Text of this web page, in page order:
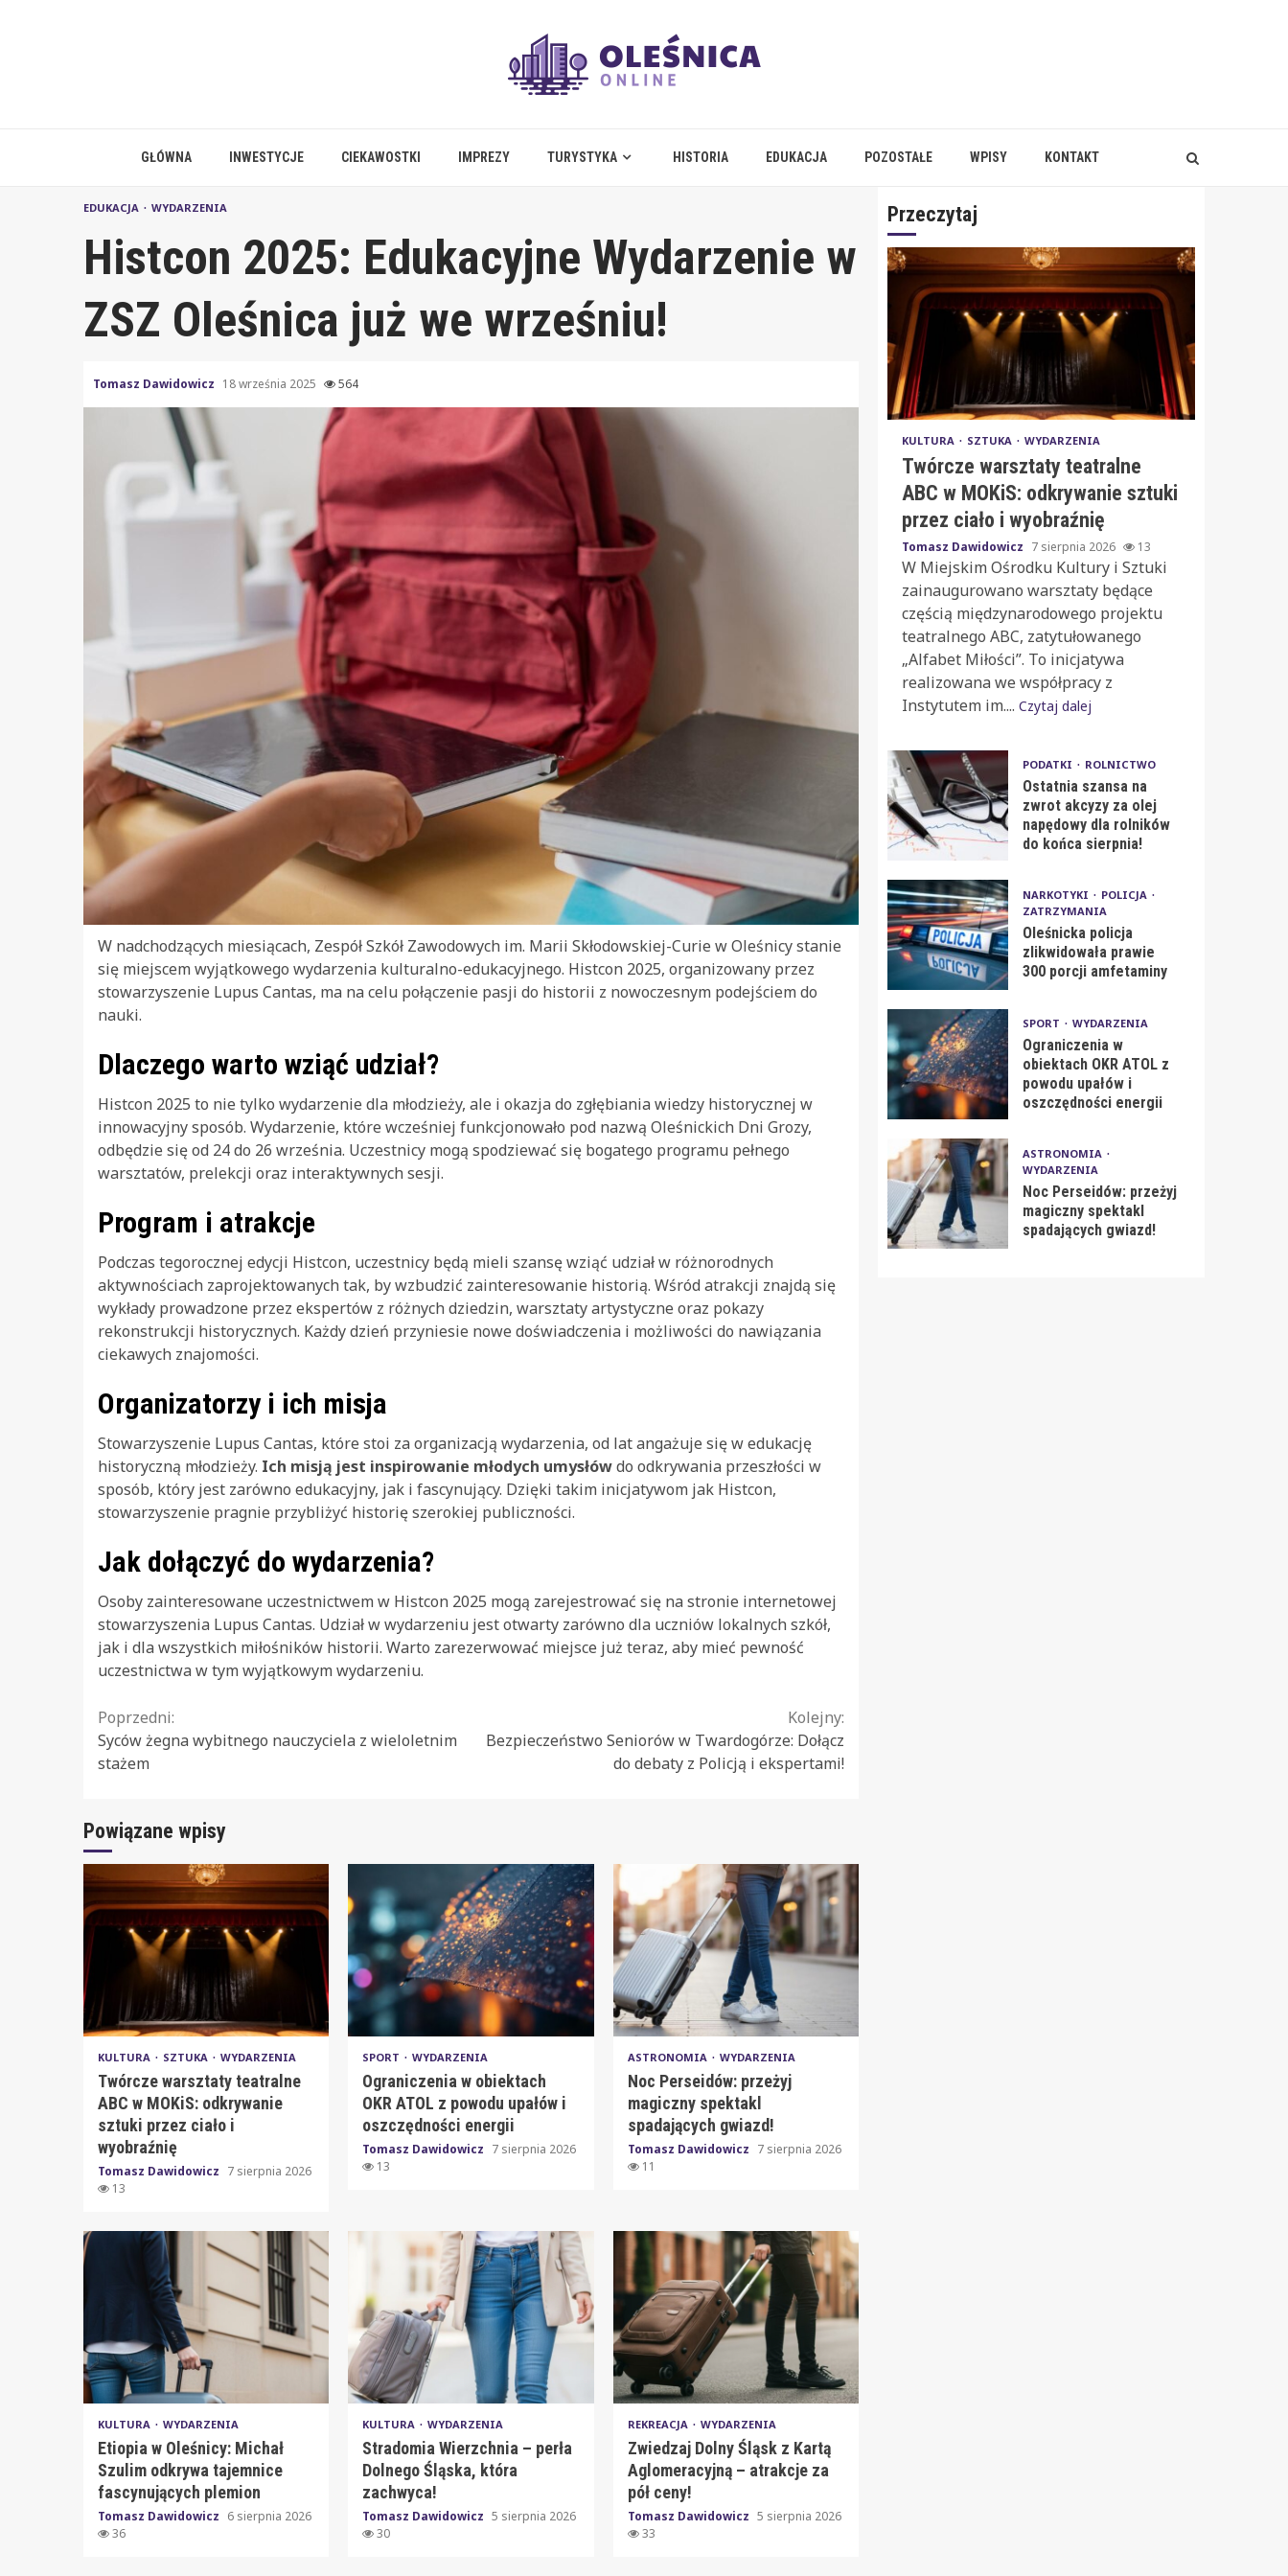
GŁÓWNA INWESTYCJE CIEKAWOSTKI IMPREZY TURYSTYKA HISTORIA EDUKACJA POZOSTAŁE WPISY KONTAKT
EDUKACJA WYDARZENIA
Histcon 2025: Edukacyjne Wydarzenie w
ZSZ Oleśnica już we wrześniu!
Tomasz Dawidowicz 18 września 2025 564
W nadchodzących miesiącach, Zespół Szkół Zawodowych im. Marii Skłodowskiej-Curie w Oleśnicy stanie
się miejscem wyjątkowego wydarzenia kulturalno-edukacyjnego. Histcon 2025, organizowany przez
stowarzyszenie Lupus Cantas, ma na celu połączenie pasji do historii z nowoczesnym podejściem do
nauki.
Dlaczego warto wziąć udział?
Histcon 2025 to nie tylko wydarzenie dla młodzieży, ale i okazja do zgłębiania wiedzy historycznej w
innowacyjny sposób. Wydarzenie, które wcześniej funkcjonowało pod nazwą Oleśnickich Dni Grozy,
odbędzie się od 24 do 26 września. Uczestnicy mogą spodziewać się bogatego programu pełnego
warsztatów, prelekcji oraz interaktywnych sesji.
Program i atrakcje
Podczas tegorocznej edycji Histcon, uczestnicy będą mieli szansę wziąć udział w różnorodnych
aktywnościach zaprojektowanych tak, by wzbudzić zainteresowanie historią. Wśród atrakcji znajdą się
wykłady prowadzone przez ekspertów z różnych dziedzin, warsztaty artystyczne oraz pokazy
rekonstrukcji historycznych. Każdy dzień przyniesie nowe doświadczenia i możliwości do nawiązania
ciekawych znajomości.
Organizatorzy i ich misja
Stowarzyszenie Lupus Cantas, które stoi za organizacją wydarzenia, od lat angażuje się w edukację
historyczną młodzieży. Ich misją jest inspirowanie młodych umysłówdo odkrywania przeszłości w
sposób, który jest zarówno edukacyjny, jak i fascynujący. Dzięki takim inicjatywom jak Histcon,
stowarzyszenie pragnie przybliżyć historię szerokiej publiczności.
Jak dołączyć do wydarzenia?
Osoby zainteresowane uczestnictwem w Histcon 2025 mogą zarejestrować się na stronie internetowej
stowarzyszenia Lupus Cantas. Udział w wydarzeniu jest otwarty zarówno dla uczniów lokalnych szkół,
jak i dla wszystkich miłośników historii. Warto zarezerwować miejsce już teraz, aby mieć pewność
uczestnictwa w tym wyjątkowym wydarzeniu.
Continue
Reading
Poprzedni:
Syców żegna wybitnego nauczyciela z wieloletnim
stażem
Kolejny:
Bezpieczeństwo Seniorów w Twardogórze: Dołącz
do debaty z Policją i ekspertami!
Powiązane wpisy
KULTURA SZTUKA WYDARZENIA
Twórcze warsztaty teatralne
ABC w MOKiS: odkrywanie
sztuki przez ciało i
wyobraźnię
Tomasz Dawidowicz 7 sierpnia 2026
13
SPORT WYDARZENIA
Ograniczenia w obiektach
OKR ATOL z powodu upałów i
oszczędności energii
Tomasz Dawidowicz 7 sierpnia 2026
13
ASTRONOMIA WYDARZENIA
Noc Perseidów: przeżyj
magiczny spektakl
spadających gwiazd!
Tomasz Dawidowicz 7 sierpnia 2026
11
KULTURA WYDARZENIA
Etiopia w Oleśnicy: Michał
Szulim odkrywa tajemnice
fascynujących plemion
Tomasz Dawidowicz 6 sierpnia 2026
36
KULTURA WYDARZENIA
Stradomia Wierzchnia – perła
Dolnego Śląska, która
zachwyca!
Tomasz Dawidowicz 5 sierpnia 2026
30
REKREACJA WYDARZENIA
Zwiedzaj Dolny Śląsk z Kartą
Aglomeracyjną – atrakcje za
pół ceny!
Tomasz Dawidowicz 5 sierpnia 2026
33
Przeczytaj
KULTURA SZTUKA WYDARZENIA
Twórcze warsztaty teatralne
ABC w MOKiS: odkrywanie sztuki
przez ciało i wyobraźnię
Tomasz Dawidowicz 7 sierpnia 2026 13
W Miejskim Ośrodku Kultury i Sztuki
zainaugurowano warsztaty będące
częścią międzynarodowego projektu
teatralnego ABC, zatytułowanego
„Alfabet Miłości”. To inicjatywa
realizowana we współpracy z
Instytutem im.... Czytaj dalej
PODATKI ROLNICTWO
Ostatnia szansa na
zwrot akcyzy za olej
napędowy dla rolników
do końca sierpnia!
NARKOTYKI
POLICJA
ZATRZYMANIA
Oleśnicka policja
zlikwidowała prawie
300 porcji amfetaminy
SPORT WYDARZENIA
Ograniczenia w
obiektach OKR ATOL z
powodu upałów i
oszczędności energii
ASTRONOMIA
WYDARZENIA
Noc Perseidów: przeżyj
magiczny spektakl
spadających gwiazd!